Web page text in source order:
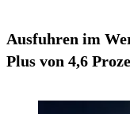
Ausfuhren im
Plus von 4,6